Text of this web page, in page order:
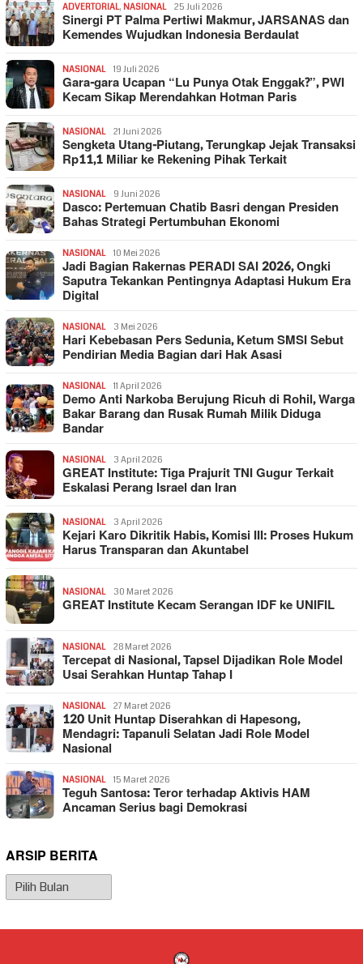
ADVERTORIAL, NASIONAL 25 Juli 2026
Sinergi PT Palma Pertiwi Makmur, JARSANAS dan
Kemendes Wujudkan Indonesia Berdaulat
NASIONAL 19 Juli 2026
Gara-gara Ucapan “Lu Punya Otak Enggak?”, PWI
Kecam Sikap Merendahkan Hotman Paris
NASIONAL 21 Juni 2026
Sengketa Utang-Piutang, Terungkap Jejak Transaksi
Rp11,1 Miliar ke Rekening Pihak Terkait
NASIONAL 9 Juni 2026
Dasco: Pertemuan Chatib Basri dengan Presiden
Bahas Strategi Pertumbuhan Ekonomi
NASIONAL 10 Mei 2026
Jadi Bagian Rakernas PERADI SAI 2026, Ongki
Saputra Tekankan Pentingnya Adaptasi Hukum Era
Digital
NASIONAL 3 Mei 2026
Hari Kebebasan Pers Sedunia, Ketum SMSI Sebut
Pendirian Media Bagian dari Hak Asasi
NASIONAL 11 April 2026
Demo Anti Narkoba Berujung Ricuh di Rohil, Warga
Bakar Barang dan Rusak Rumah Milik Diduga
Bandar
NASIONAL 3 April 2026
GREAT Institute: Tiga Prajurit TNI Gugur Terkait
Eskalasi Perang Israel dan Iran
NASIONAL 3 April 2026
Kejari Karo Dikritik Habis, Komisi III: Proses Hukum
Harus Transparan dan Akuntabel
NASIONAL 30 Maret 2026
GREAT Institute Kecam Serangan IDF ke UNIFIL
NASIONAL 28 Maret 2026
Tercepat di Nasional, Tapsel Dijadikan Role Model
Usai Serahkan Huntap Tahap I
NASIONAL 27 Maret 2026
120 Unit Huntap Diserahkan di Hapesong,
Mendagri: Tapanuli Selatan Jadi Role Model
Nasional
NASIONAL 15 Maret 2026
Teguh Santosa: Teror terhadap Aktivis HAM
Ancaman Serius bagi Demokrasi
ARSIP BERITA
Arsip
Berita